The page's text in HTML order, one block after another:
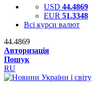
USD 44.4869
EUR 51.3348
Всі курси валют
44.4869
Авторизація
Пошук
RU